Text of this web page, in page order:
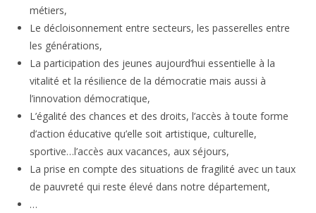
métiers,
Le décloisonnement entre secteurs, les passerelles entre
les générations,
La participation des jeunes aujourd’hui essentielle à la
vitalité et la résilience de la démocratie mais aussi à
l’innovation démocratique,
L’égalité des chances et des droits, l’accès à toute forme
d’action éducative qu’elle soit artistique, culturelle,
sportive…l’accès aux vacances, aux séjours,
La prise en compte des situations de fragilité avec un taux
de pauvreté qui reste élevé dans notre département,
…